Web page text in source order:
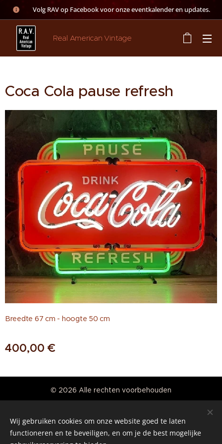
👉 Volg RAV op Facebook voor onze eventkalender en updates.
Real American Vintage
Coca Cola pause refresh
Breedte 67 cm - hoogte 50 cm
400,00 €
© 2026 Alle rechten voorbehouden
Cookies
Wij gebruiken cookies om onze website goed te laten
functioneren en te beveiligen, en om je de best mogelijke